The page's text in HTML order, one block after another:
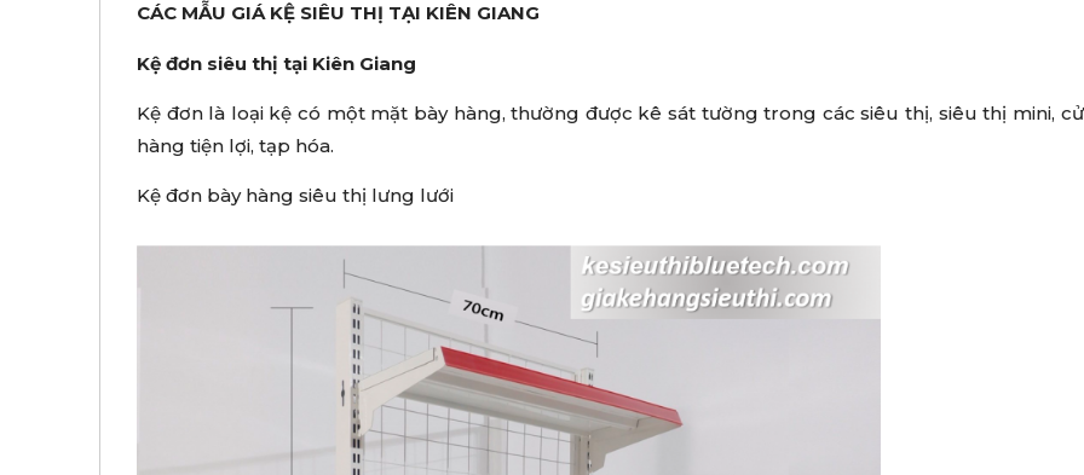
CÁC MẪU GIÁ KỆ SIÊU THỊ TẠI KIÊN GIANG
Kệ đơn siêu thị tại Kiên Giang
Kệ đơn là loại kệ có một mặt bày hàng, thường được kê sát tường trong các siêu thị, siêu thị mini,
hàng tiện lợi, tạp hóa.
Kệ đơn bày hàng siêu thị lưng lưới